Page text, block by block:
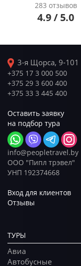
283 отзывов
4.9 / 5.0
3-я Щорса, 9-101
+375 17 3 000 500
+375 29 3 600 400
+375 33 3 445 400
Оставить заявку
на подбор тура
info@peopletravel.by
ООО "Пипл трэвел"
УНП 192374668
Вход для клиентов
Отзывы
ТУРЫ
Авиа
Автобусные